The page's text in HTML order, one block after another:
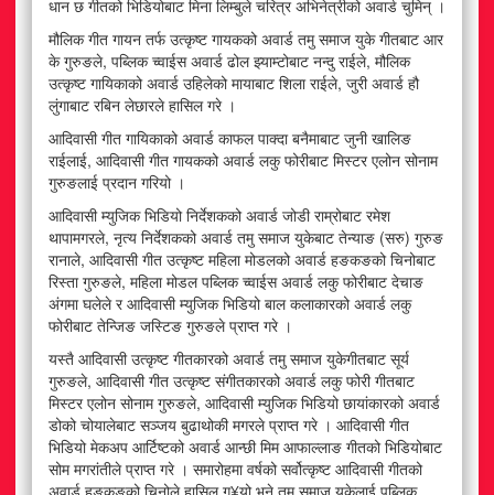
धान छ गीतको भिडियोबाट मिना लिम्बुले चरित्र अभिनेत्रीको अवार्ड चुमिन् ।
मौलिक गीत गायन तर्फ उत्कृष्ट गायकको अवार्ड तमु समाज युके गीतबाट आर
के गुरुङले, पब्लिक च्वाईस अवार्ड ढोल झ्याम्टोबाट नन्दु राईले, मौलिक
उत्कृष्ट गायिकाको अवार्ड उहिलेको मायाबाट शिला राईले, जुरी अवार्ड हौ
लुंगाबाट रबिन लेछारले हासिल गरे ।
आदिवासी गीत गायिकाको अवार्ड काफल पाक्दा बनैमाबाट जुनी खालिङ
राईलाई, आदिवासी गीत गायकको अवार्ड लकु फोरीबाट मिस्टर एलोन सोनाम
गुरुङलाई प्रदान गरियो ।
आदिवासी म्युजिक भिडियो निर्देशकको अवार्ड जोडी राम्रोबाट रमेश
थापामगरले, नृत्य निर्देशकको अवार्ड तमु समाज युकेबाट तेन्याङ (सरु) गुरुङ
रानाले, आदिवासी गीत उत्कृष्ट महिला मोडलको अवार्ड हङकङको चिनोबाट
रिस्ता गुरुङले, महिला मोडल पब्लिक च्वाईस अवार्ड लकु फोरीबाट देचाङ
अंगमा घलेले र आदिवासी म्युजिक भिडियो बाल कलाकारको अवार्ड लकु
फोरीबाट तेन्जिङ जस्टिङ गुरुङले प्राप्त गरे ।
यस्तै आदिवासी उत्कृष्ट गीतकारको अवार्ड तमु समाज युकेगीतबाट सूर्य
गुरुङले, आदिवासी गीत उत्कृष्ट संगीतकारको अवार्ड लकु फोरी गीतबाट
मिस्टर एलोन सोनाम गुरुङले, आदिवासी म्युजिक भिडियो छायांकारको अवार्ड
डोको चोयालेबाट सञ्जय बुढाथोकी मगरले प्राप्त गरे । आदिवासी गीत
भिडियो मेकअप आर्टिष्टको अवार्ड आन्छी मिम आफाल्लाङ गीतको भिडियोबाट
सोम मगरांतीले प्राप्त गरे । समारोहमा वर्षको सर्वोत्कृष्ट आदिवासी गीतको